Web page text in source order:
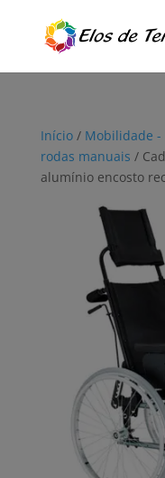
Início/ Mobilidade -
rodas manuais /
alumínio encosto